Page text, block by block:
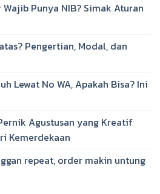
Punya NIB? Simak Aturan
Pengertian, Modal, dan
Lewat No WA, Apakah Bisa? Ini
Agustusan yang Kreatif
Kemerdekaan
repeat, order makin untung